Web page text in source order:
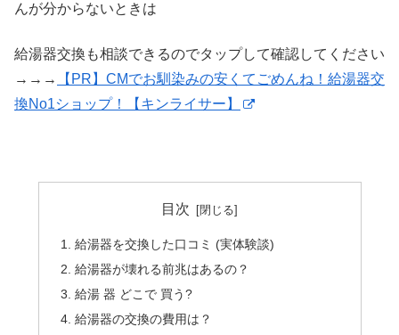
んが分からないときは
給湯器交換も相談できるのでタップして確認してください
→→→
【PR】CMでお馴染みの安くてごめんね！給湯器交
換No1ショップ！【キンライサー】
目次
給湯器を交換した口コミ (実体験談)
給湯器が壊れる前兆はあるの？
給湯 器 どこで 買う?
給湯器の交換の費用は？